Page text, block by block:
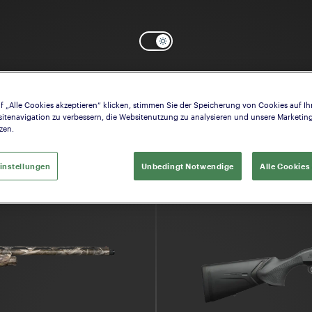
Sie das Modell, das Ihrem Interesse
„Alle Cookies akzeptieren“ klicken, stimmen Sie der Speicherung von Cookies auf
zu verbessern, die Websitenutzung zu analysieren und unsere
Unbedingt Notwendige Alle Cookies